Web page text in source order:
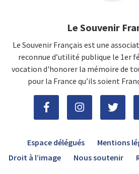
Le Souvenir
Le Souvenir Français est une
reconnue d’utilité publique le 1er
vocation d'honorer la mémoire de
pour la France qu’ils soient
Espace délégués Mentions
Droit à l’image
Nous soutenir